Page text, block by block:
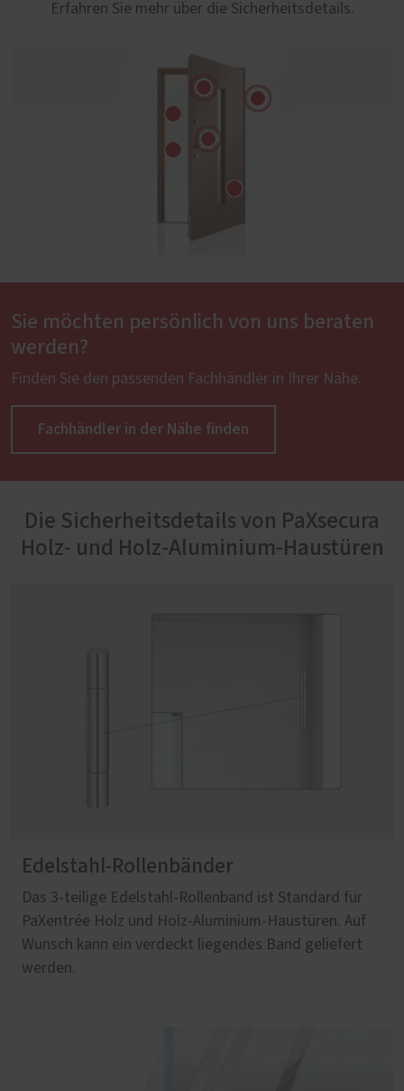
Erfahren Sie mehr über die Sicherheitsdetails.
Sie möchten persönlich von uns beraten
werden?
Finden Sie den passenden Fachhändler in Ihrer Nähe.
Fachhändler in der Nähe finden
Die Sicherheitsdetails von PaXsecura
Holz- und Holz-Aluminium-Haustüren
Edelstahl-Rollenbänder
Das 3-teilige Edelstahl-Rollenband ist Standard für
PaXentrée Holz und Holz-Aluminium-Haustüren. Auf
Wunsch kann ein verdeckt liegendes Band geliefert
werden.